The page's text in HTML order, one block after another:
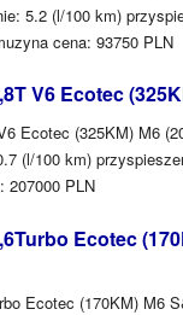
5.2 (l/100 km)
cena: 93750 PLN
V6 Ecotec
Ecotec (325KM) M6
(l/100 km)
207000 PLN
Ecotec
Ecotec (170KM) M6